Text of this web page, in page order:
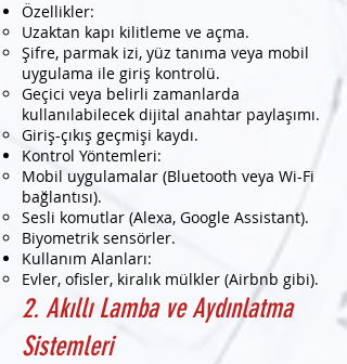
Özellikler:
Uzaktan kapı kilitleme ve açma.
Şifre, parmak izi, yüz tanıma veya mobil
uygulama ile giriş kontrolü.
Geçici veya belirli zamanlarda
kullanılabilecek dijital anahtar paylaşımı.
Giriş-çıkış geçmişi kaydı.
Kontrol Yöntemleri:
Mobil uygulamalar (Bluetooth veya Wi-Fi
bağlantısı).
Sesli komutlar (Alexa, Google Assistant).
Biyometrik sensörler.
Kullanım Alanları:
Evler, ofisler, kiralık mülkler (Airbnb gibi).
2. Akıllı Lamba ve Aydınlatma
Sistemleri